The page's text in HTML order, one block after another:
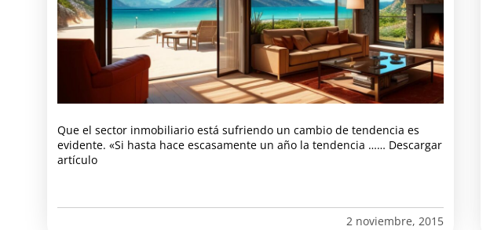
Que el sector inmobiliario está sufriendo un cambio de tendencia es
evidente. «Si hasta hace escasamente un año la tendencia …… Descargar
artículo
2 noviembre, 2015